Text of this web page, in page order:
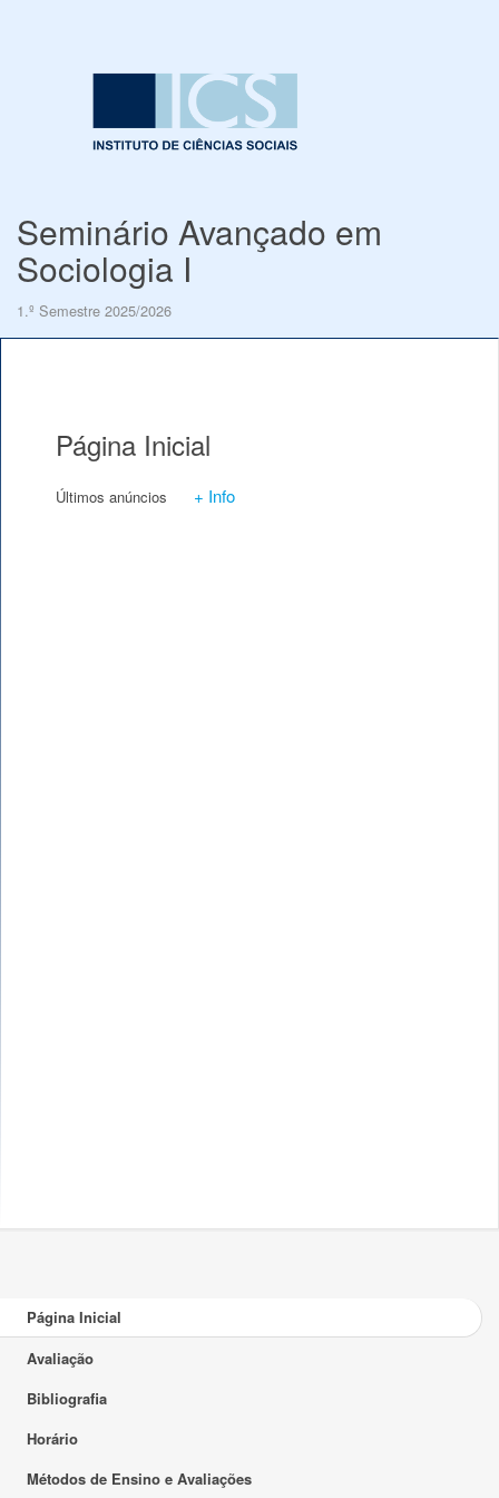
Seminário Avançado em
Sociologia I
1.º Semestre 2025/2026
Página Inicial
Últimos anúncios + Info
Página Inicial
Avaliação
Bibliografia
Horário
Métodos de Ensino e Avaliações